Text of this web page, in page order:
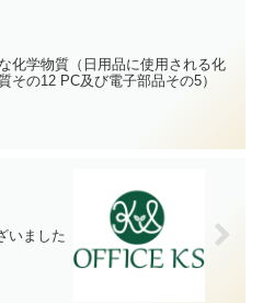
化学物質（日用品に使用される化
その12 PC及び電子部品その5）
いました